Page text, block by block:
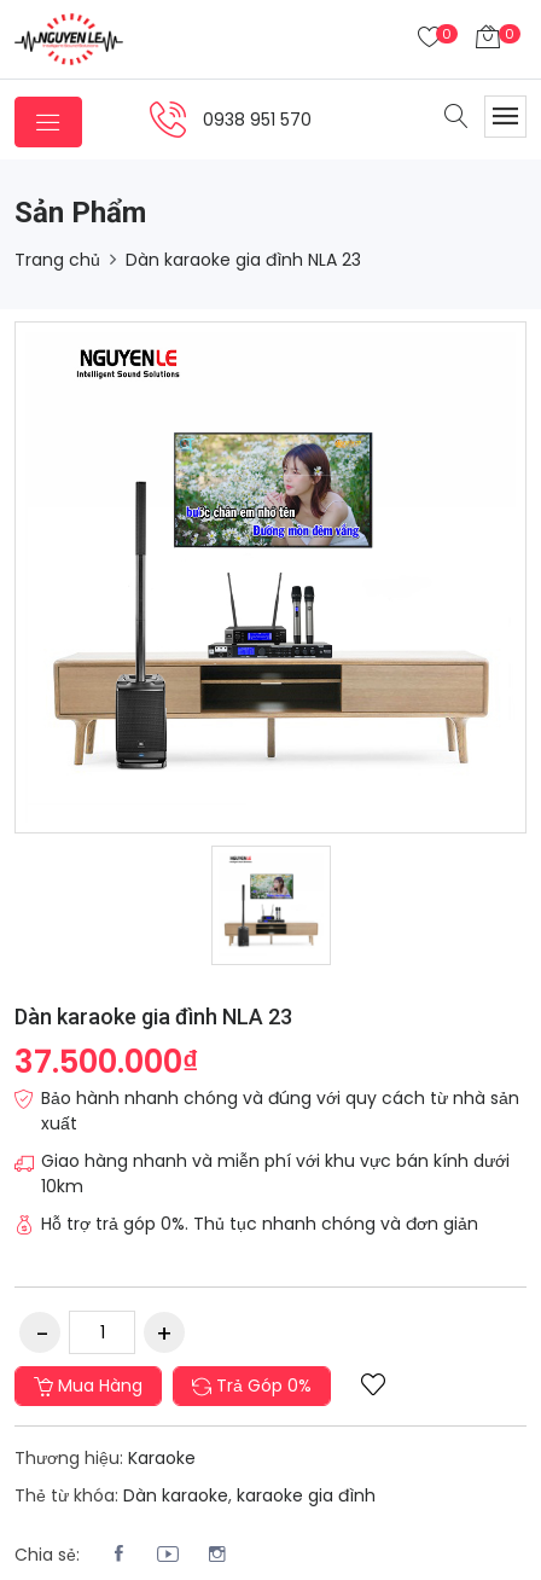
0 0
0938 951 570
Sản Phẩm
Trang chủ Dàn karaoke gia đình NLA 23
Dàn karaoke gia đình NLA 23
37.500.000₫
Bảo hành nhanh chóng và đúng với quy cách từ nhà sản
xuất
Giao hàng nhanh và miễn phí với khu vực bán kính dưới
10km
Hỗ trợ trả góp 0%. Thủ tục nhanh chóng và đơn giản
Mua Hàng Trả Góp 0%
Thương hiệu: Karaoke
Thẻ từ khóa: Dàn karaoke, karaoke gia đình
Chia sẻ: